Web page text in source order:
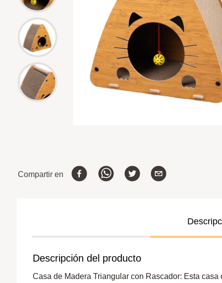
Compartir en
Descripción del producto
Casa de Madera Triangular con Rascador: Esta